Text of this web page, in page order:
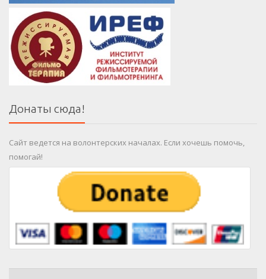
Донаты сюда!
Сайт ведется на волонтерских началах. Если хочешь помочь,
помогай!